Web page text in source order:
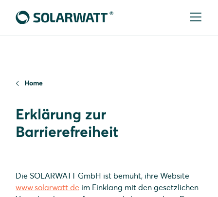
Home
Erklärung zur
Barrierefreiheit
Die SOLARWATT GmbH ist bemüht, ihre Website
www.solarwatt.de im Einklang mit den gesetzlichen